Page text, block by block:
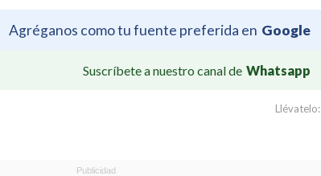
Agréganos como tu fuente preferida en Google
Suscríbete a nuestro canal de Whatsapp
Llévatelo: